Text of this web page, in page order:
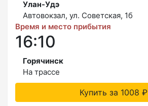
Улан-Удэ
Автовокзал, ул. Советская, 1б
Время и место прибытия
16:10
Горячинск
На трассе
Купить за 1008 ₽